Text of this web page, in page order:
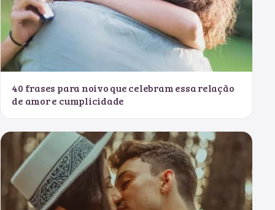
40 frases para noivo que celebram essa relação
de amor e cumplicidade